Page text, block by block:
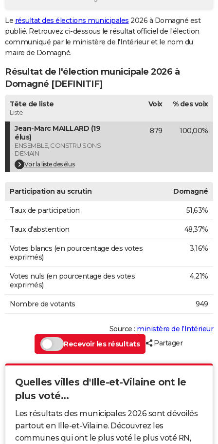
GUIDES D'ACHAT
BONS PLANS
CARTE DE VOEUX
Carte de Noël
Carte Bonne année
Carte Saint-Valentin
Carte Pâques
Carte d'anniversaire
DICTIONNAIRE
Dictionnaire
Biographies
Citations
Expressions
Proverbes
PROGRAMME TV
COPAINS D'AVANT
S'inscrire
Se connecter
Lycées
Collèges
Primaires
Universités
Entreprises
Service militaire
Avis de recherche
AVIS DE DÉCÈS
FORUM
Bricolage
Lifestyle
Culture
Sport
Auto
Television
Voyage
Cinema
Le résultat des élections municipales 2026 à Domagné est
publié. Retrouvez ci-dessous le résultat officiel de l'élection
communiqué par le ministère de l'Intérieur et le nom du
maire de Domagné.
Résultat de l'élection municipale 2026 à
Domagné [DEFINITIF]
Tête de liste
Liste
Voix % des voix
Jean-Marc MAILLARD (19
élus)
ENSEMBLE, CONSTRUISONS
DEMAIN
Voir la liste des élus
879 100,00%
Participation au scrutin Domagné
Taux de participation 51,63%
Taux d'abstention 48,37%
Votes blancs (en pourcentage des votes
exprimés)
3,16%
Votes nuls (en pourcentage des votes
exprimés)
4,21%
Nombre de votants 949
Source : ministère de l’Intérieur
Recevoir les résultats
Partager
Quelles villes d'Ille-et-Vilaine ont le
plus voté...
Les résultats des municipales 2026 sont dévoilés
partout en Ille-et-Vilaine. Découvrez les
communes qui ont le plus voté le plus voté RN,